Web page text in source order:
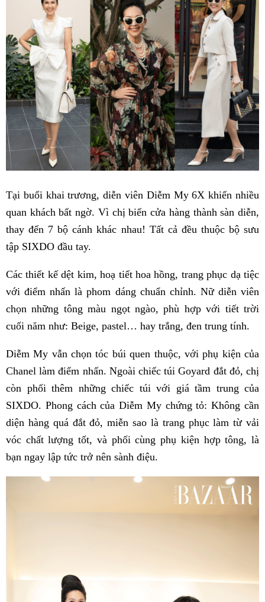
Tại buổi khai trương, diễn viên Diễm My 6X khiến nhiều
quan khách bất ngờ. Vì chị biến cửa hàng thành sàn diễn,
thay đến 7 bộ cánh khác nhau! Tất cả đều thuộc bộ sưu
tập SIXDO đầu tay.
Các thiết kế dệt kim, hoạ tiết hoa hồng, trang phục dạ tiệc
với điểm nhấn là phom dáng chuẩn chỉnh. Nữ diễn viên
chọn những tông màu ngọt ngào, phù hợp với tiết trời
cuối năm như: Beige, pastel… hay trắng, đen trung tính.
Diễm My vẫn chọn tóc búi quen thuộc, với phụ kiện của
Chanel làm điểm nhấn. Ngoài chiếc túi Goyard đắt đỏ, chị
còn phối thêm những chiếc túi với giá tầm trung của
SIXDO. Phong cách của Diễm My chứng tỏ: Không cần
diện hàng quá đắt đỏ, miễn sao là trang phục làm từ vải
vóc chất lượng tốt, và phối cùng phụ kiện hợp tông, là
bạn ngay lập tức trở nên sành điệu.